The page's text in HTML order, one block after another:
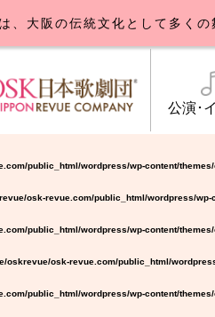
public_html/wordpress/wp-content/
osk-revue.com/public_html/wordpress/
public_html/wordpress/wp-content/
oskrevue/osk-revue.com/public_html/
public_html/wordpress/wp-content/
、大阪の伝統文化として多く
公演･
公演･イベント
お知らせ一覧
OSK日本歌劇団について